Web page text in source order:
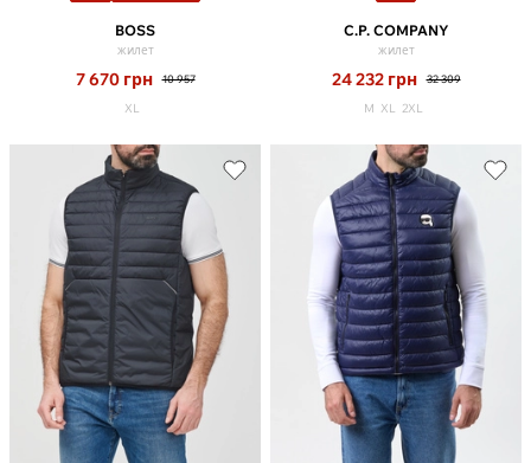
BOSS
жилет
7 670 грн 10 957
XL
C.P. COMPANY
жилет
24 232 грн 32 309
M XL 2XL